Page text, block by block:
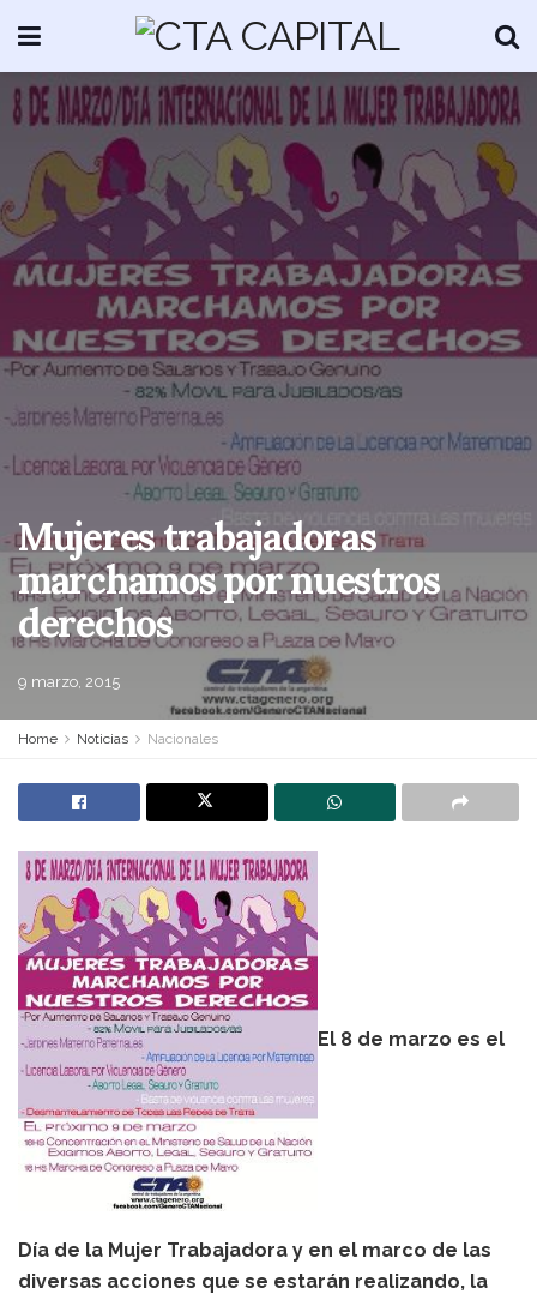
Mujeres trabajadoras
marchamos por nuestros
derechos
9 marzo, 2015
Home Noticias Nacionales
El 8 de marzo es el
Día de la Mujer Trabajadora y en el marco de las
diversas acciones que se estarán realizando, la